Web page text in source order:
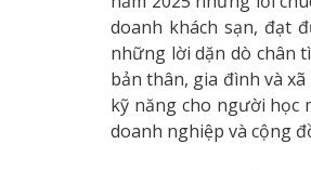
doanh khách sạn, đạt
những lời dặn dò chân
bản thân, gia đình và
kỹ năng cho người học
doanh nghiệp và cộng